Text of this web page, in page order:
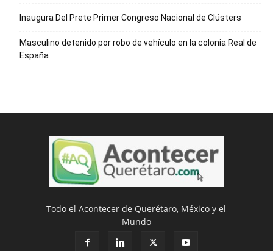
Inaugura Del Prete Primer Congreso Nacional de Clústers
Masculino detenido por robo de vehículo en la colonia Real de
España
Todo el Acontecer de Querétaro, México y el
Mundo